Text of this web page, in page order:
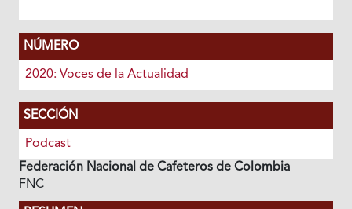
NÚMERO
2020: Voces de la Actualidad
SECCIÓN
Podcast
Federación Nacional de Cafeteros de Colombia
FNC